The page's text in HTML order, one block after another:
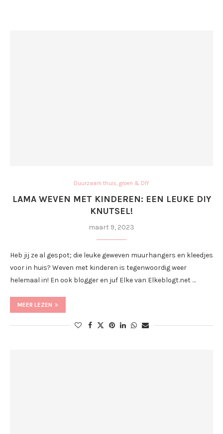
Duurzaam thuis, groen & DIY
LAMA WEVEN MET KINDEREN: EEN LEUKE DIY
KNUTSEL!
maart 9, 2023
Heb jij ze al gespot; die leuke geweven muurhangers en kleedjes
voor in huis? Weven met kinderen is tegenwoordig weer
helemaal in! En ook blogger en juf Elke van Elkeblogt.net …
MEER LEZEN